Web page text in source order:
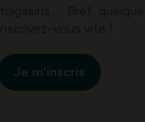
Je m'inscris